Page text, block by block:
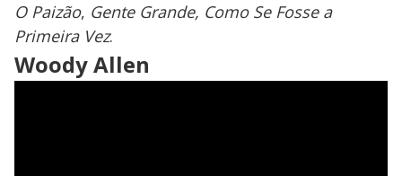
O Paizão, Gente Grande, Como Se Fosse a
Primeira Vez.
Woody Allen